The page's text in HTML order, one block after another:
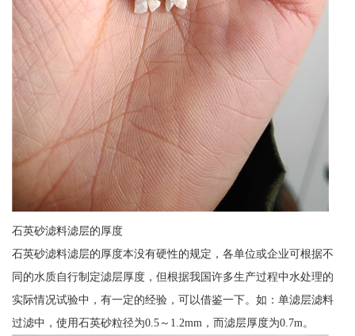
石英砂滤料滤层的厚度
石英砂滤料滤层的厚度本没有硬性的规定，各单位或企业可根据不
同的水质自行制定滤层厚度，但根据我国许多生产过程中水处理的
实际情况试验中，有一定的经验，可以借鉴一下。如：单滤层滤料
过滤中，使用石英砂粒径为0.5～1.2mm，而滤层厚度为0.7m。